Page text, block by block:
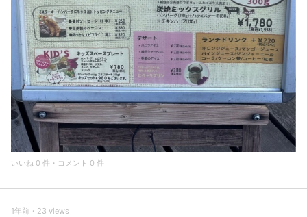
いいね 0 件・コメント 0 件
1年前・23 views